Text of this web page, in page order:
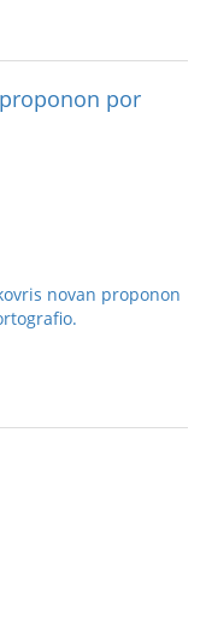
por
novan proponon